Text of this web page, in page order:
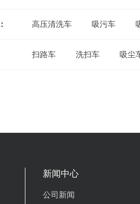
高压清洗车 吸污车
扫路车 洗扫车 吸尘
新闻中心
公司新闻